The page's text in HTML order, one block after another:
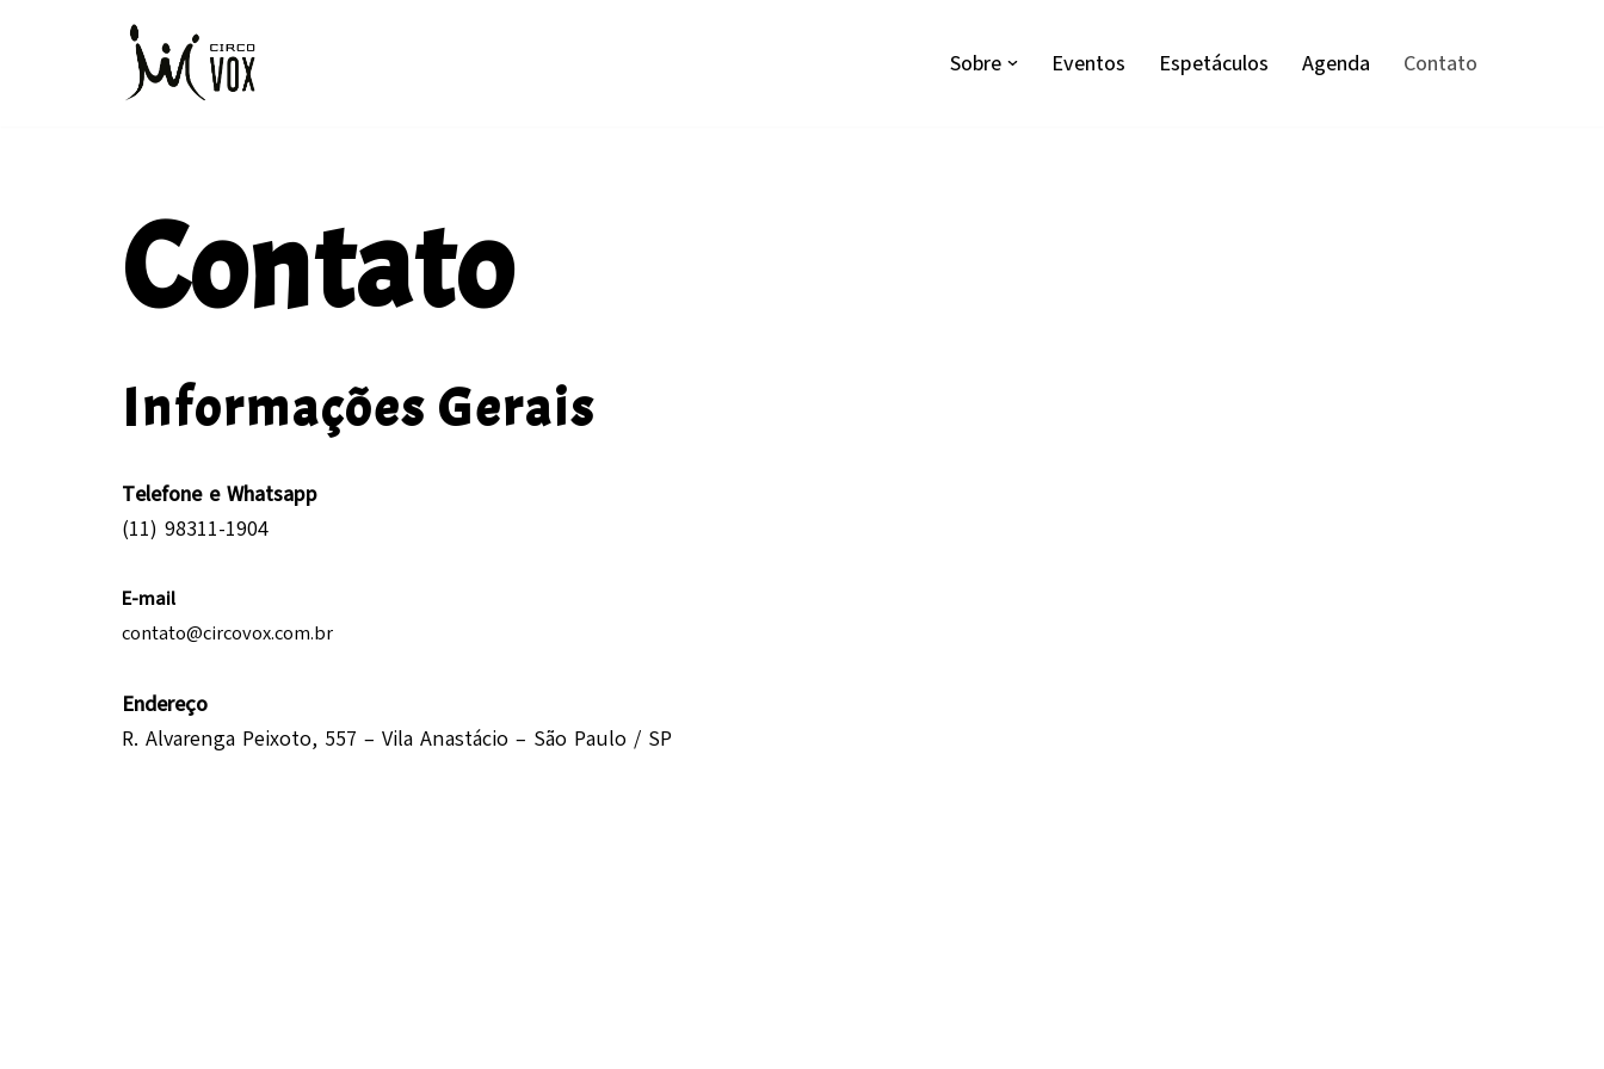
Sobre Eventos Espetáculos Agenda Contato
Contato
Informações Gerais
Telefone e Whatsapp
(11) 98311-1904
E-mail
contato@circovox.com.br
Endereço
R. Alvarenga Peixoto, 557 – Vila Anastácio – São Paulo / SP